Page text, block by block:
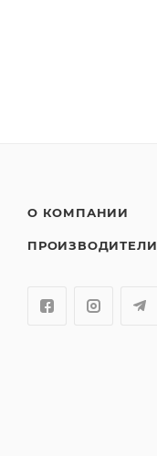
О КОМПАНИИ
ПРОИЗВОДИТЕЛИ